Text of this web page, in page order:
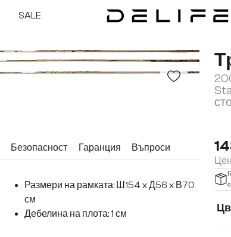
SALE
Безопасност Гаранция Въпроси
Размери на рамката: Ш154 x Д56 x В70
см
Дебелина на плота: 1 см